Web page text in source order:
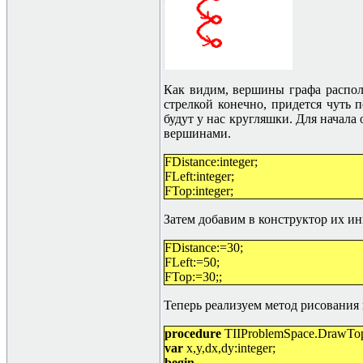
Как видим, вершины графа
стрелкой конечно, придется чуть
будут у нас кругляшки. Для
вершинами.
FDistance:integer;
FLeft:integer;
FTop:integer;
Затем добавим в конструктор их
FDistance:=30;
FLeft:=50;
FTop:=30;;
Теперь реализуем метод
procedure
var x,y,dx,dy:integer;